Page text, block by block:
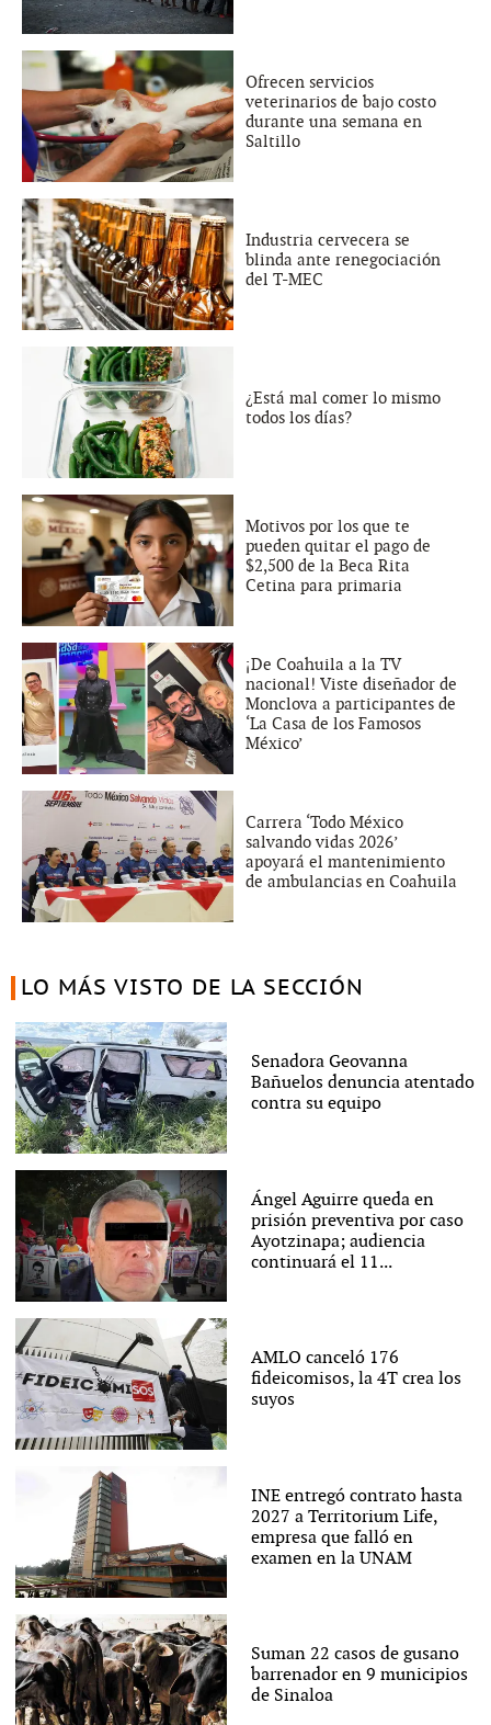
Ofrecen servicios
veterinarios de bajo costo
durante una semana en
Saltillo
Industria cervecera se
blinda ante renegociación
del T-MEC
¿Está mal comer lo mismo
todos los días?
Motivos por los que te
pueden quitar el pago de
$2,500 de la Beca Rita
Cetina para primaria
¡De Coahuila a la TV
nacional! Viste diseñador de
Monclova a participantes de
‘La Casa de los Famosos
México’
Carrera ‘Todo México
salvando vidas 2026’
apoyará el mantenimiento
de ambulancias en Coahuila
LO MÁS VISTO DE LA SECCIÓN
Senadora Geovanna
Bañuelos denuncia atentado
contra su equipo
Ángel Aguirre queda en
prisión preventiva por caso
Ayotzinapa; audiencia
continuará el 11...
AMLO canceló 176
fideicomisos, la 4T crea los
suyos
INE entregó contrato hasta
2027 a Territorium Life,
empresa que falló en
examen en la UNAM
Suman 22 casos de gusano
barrenador en 9 municipios
de Sinaloa